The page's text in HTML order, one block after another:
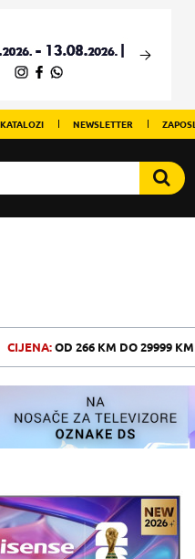
KATALOZI NEWSLETTER
CIJENA:OD 266 KM DO29999 KM